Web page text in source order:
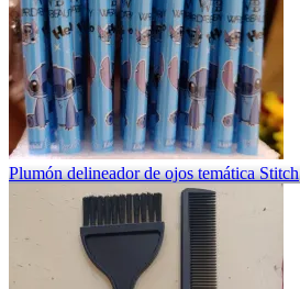
Plumón delineador de ojos temática Stitch